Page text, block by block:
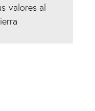
valores al